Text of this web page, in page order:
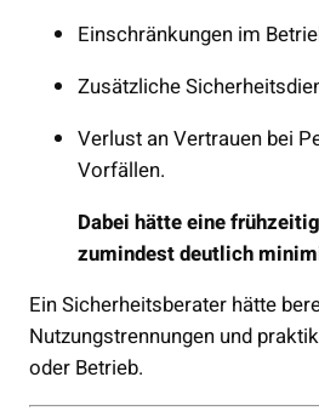
Einschränkungen im
Zusätzliche
Verlust an Vertrauen bei
Vorfällen.
Dabei hätte eine
zumindest deutlich
Ein Sicherheitsberater hätte
Nutzungstrennungen und
oder Betrieb.